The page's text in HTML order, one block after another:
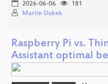
2026-06-06
181
Martin Dukek
Raspberry Pi vs.
Assistant optimal